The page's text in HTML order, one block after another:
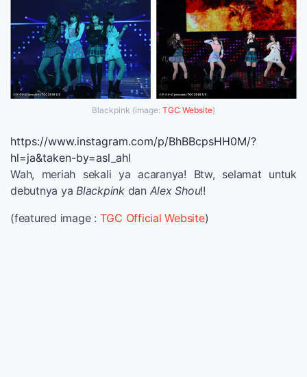
Blackpink (image: TGC Website)
https://www.instagram.com/p/BhBBcpsHH0M/?
hl=ja&taken-by=asl_ahl
Wah, meriah sekali ya acaranya! Btw, selamat untuk
debutnya ya Blackpink dan Alex Shou!!
(featured image : TGC Official Website)